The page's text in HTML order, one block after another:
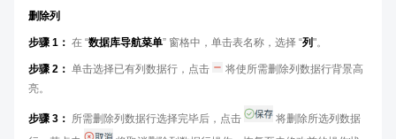
删除列
步骤 1： 在 “数据库导航菜单” 窗格中，单击表名称，选择 “列"。
步骤 2： 单击选择已有列数据行，点击
将使所需删除列数据行背景高
亮。
步骤 3： 所需删除列数据行选择完毕后，点击
将删除所选列数据